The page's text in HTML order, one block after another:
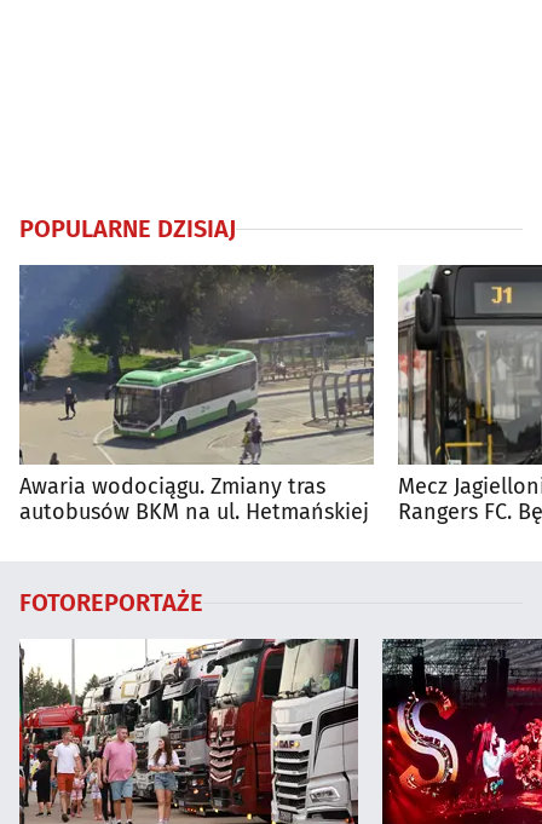
POPULARNE DZISIAJ
Awaria wodociągu. Zmiany tras
autobusów BKM na ul. Hetmańskiej
Mecz
Rangers FC.
FOTOREPORTAŻE